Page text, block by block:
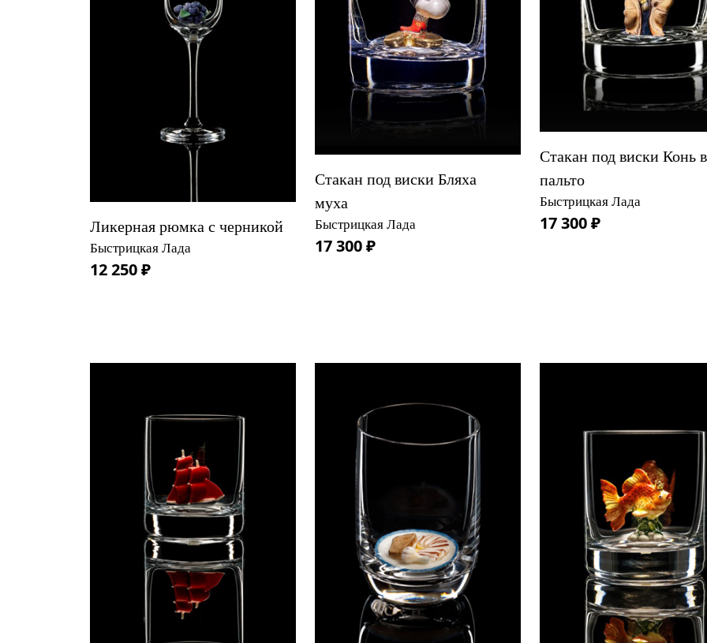
Ликерная рюмка с черникой
Быстрицкая Лада
12 250 ₽
Стакан под виски Бляха
муха
Быстрицкая Лада
17 300 ₽
Стакан под виски Конь в
пальто
Быстрицкая Лада
17 300 ₽